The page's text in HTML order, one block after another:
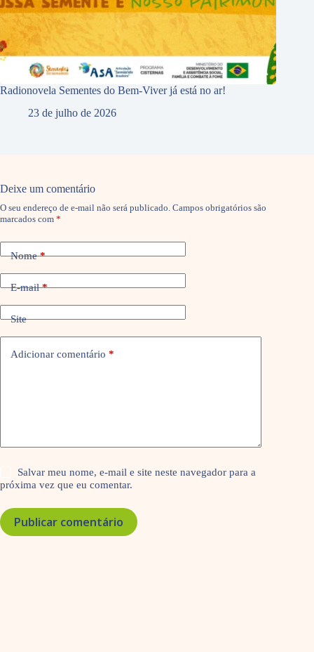
Radionovela Sementes do Bem-Viver já está no ar!
23 de julho de 2026
Deixe um comentário
O seu endereço de e-mail não será publicado. Campos obrigatórios são
marcados com *
Nome*
E-mail*
Site
Adicionar comentário *
Salvar meu nome, e-mail e site neste navegador para a
próxima vez que eu comentar.
Publicar comentário